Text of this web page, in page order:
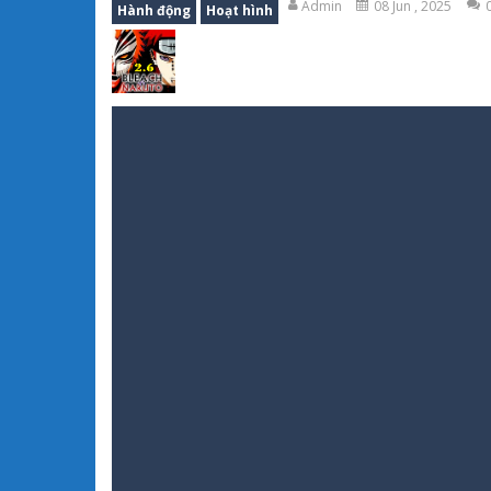
Hành động Hoạt hình Admin 08 Jun , 2025